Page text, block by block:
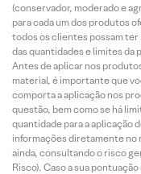
(conservador, moderado e
para cada um dos produtos
todos os clientes possam
das quantidades e limites da
Antes de aplicar nos
material, é importante que
comporta a aplicação nos
questão, bem como se há
quantidade para a aplicação
informações diretamente no
ainda, consultando o risco
Risco). Caso a sua